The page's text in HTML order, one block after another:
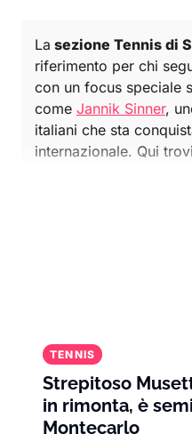
La sezione Tennis di
riferimento per chi
con un focus speciale
come Jannik Sinner,
italiani che sta
internazionale. Qui
comeNovak Djokovic
Medvedev
questo sport,
momenti di grande
TENNIS
Strepitoso
in rimonta, è
Montecarlo